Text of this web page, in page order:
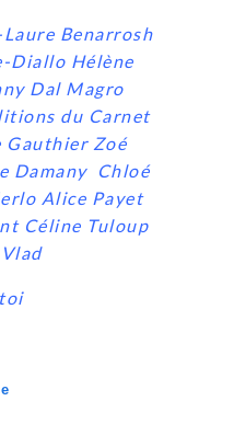
Benarrosh
Diallo Hélène
Dal Magro
du Carnet
Gauthier Zoé
Damany Chloé
Alice Payet
Céline Tuloup